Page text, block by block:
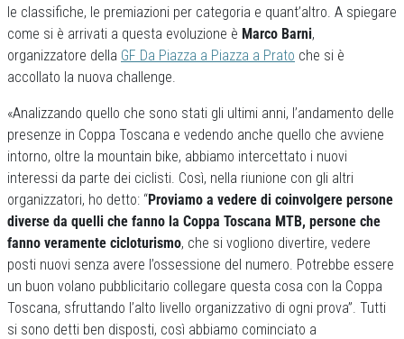
le classifiche, le premiazioni per categoria e quant’altro. A spiegare
come si è arrivati a questa evoluzione è Marco Barni,
organizzatore della GF Da Piazza a Piazza a Prato che si è
accollato la nuova challenge.
«Analizzando quello che sono stati gli ultimi anni, l’andamento delle
presenze in Coppa Toscana e vedendo anche quello che avviene
intorno, oltre la mountain bike, abbiamo intercettato i nuovi
interessi da parte dei ciclisti. Così, nella riunione con gli altri
organizzatori, ho detto: “Proviamo a vedere di coinvolgere persone
diverse da quelli che fanno la Coppa Toscana MTB, persone che
fanno veramente cicloturismo, che si vogliono divertire, vedere
posti nuovi senza avere l’ossessione del numero. Potrebbe essere
un buon volano pubblicitario collegare questa cosa con la Coppa
Toscana, sfruttando l’alto livello organizzativo di ogni prova”. Tutti
si sono detti ben disposti, così abbiamo cominciato a